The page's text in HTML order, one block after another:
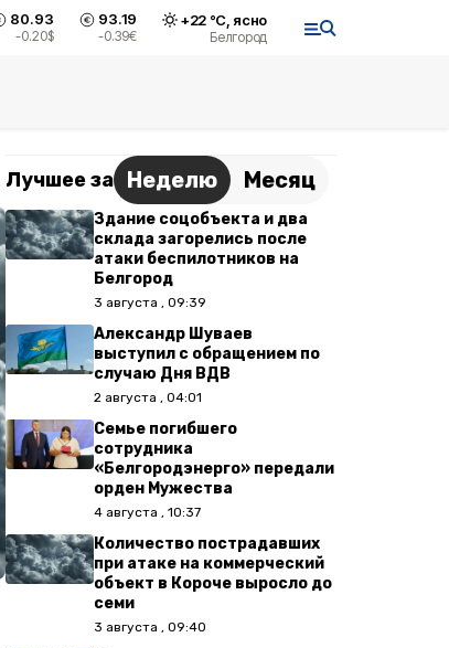
80.93
-0.20$
93.19
-0.39€
+22°С, ясно
Белгород
Лучшее за Неделю Месяц
Здание соцобъекта и два
склада загорелись после
атаки беспилотников на
Белгород
3 августа , 09:39
Александр Шуваев
выступил с обращением по
случаю Дня ВДВ
2 августа , 04:01
Семье погибшего
сотрудника
«Белгородэнерго» передали
орден Мужества
4 августа , 10:37
Количество пострадавших
при атаке на коммерческий
объект в Короче выросло до
семи
3 августа , 09:40